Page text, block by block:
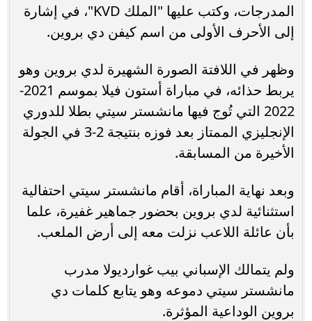
المدرجات، وكتب عليها "الملك KVD"، في إشارة
إلى الأحرف الأولى من اسم كيفن دي بروين.
وظهر في اللافتة الصورة الشهيرة لدي بروين وهو
يربط حذائه، في مباراة أستون فيلا بموسم 2021-
2022 التي تُوج فيها مانشستر سيتي بطلا للدوري
الإنجليزي الممتاز بعد فوزه بنتيجة 2-3 في الجولة
الأخيرة من المسابقة.
وبعد نهاية المباراة، أقام مانشستر سيتي احتفالية
استثنائية لدي بروين بحضور جماهير غفيرة، علما
بأن عائلة اللاعب نزلت معه إلى أرض الملعب.
ولم يتمالك الإسباني بيب غوارديولا مدرب
مانشستر سيتي دموعه وهو يتابع كلمات دي
بروين الوداعية المؤثرة.